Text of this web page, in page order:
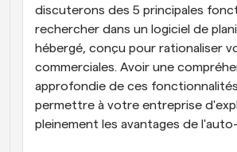
Liens de groupe dynamique
Réservez facilement des réunions
personnes
Webhooks
Soyez informé lorsque quelque
discuterons des 5 principales
rechercher dans un logiciel de
hébergé, conçu pour rationaliser
commerciales. Avoir une
approfondie de ces
permettre à votre entreprise
pleinement les avantages de